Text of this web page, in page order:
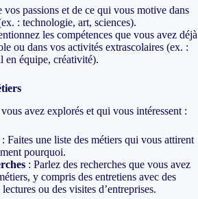
vos passions et de ce qui vous motive dans
: technologie, art, sciences).
les compétences que vous avez déjà
ou dans vos activités extrascolaires (ex. :
en équipe, créativité).
avez explorés et qui vous intéressent :
: Faites une liste des métiers qui vous attirent
pourquoi.
: Parlez des recherches que vous avez
y compris des entretiens avec des
ou des visites d’entreprises.